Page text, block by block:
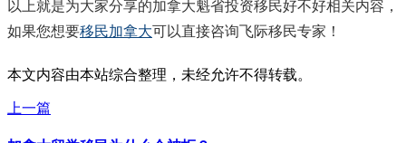
以上就是为大家分享的加拿大魁省投资移民好不好相关内容，
如果您想要移民加拿大可以直接咨询飞际移民专家！
本文内容由本站综合整理，未经允许不得转载。
上一篇